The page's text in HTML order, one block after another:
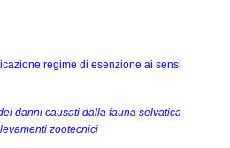
regime di esenzione ai sensi
danni causati dalla fauna selvatica
zootecnici